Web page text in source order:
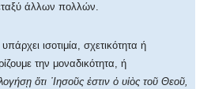
άλλων πολλών.
ισοτιμία, σχετικότητα ή
την μοναδικότητα, ή
ὅτι ᾿Ιησοῦς ἐστιν ὁ υἱὸς τοῦ Θεοῦ,